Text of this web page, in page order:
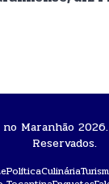
Maranhão
Reservados.
PolíticaCulinária